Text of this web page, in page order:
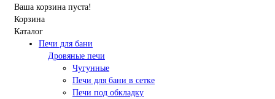
Ваша корзина пуста!
Корзина
Каталог
Печи для бани
Дровяные печи
Чугунные
Печи для бани в сетке
Печи под обкладку